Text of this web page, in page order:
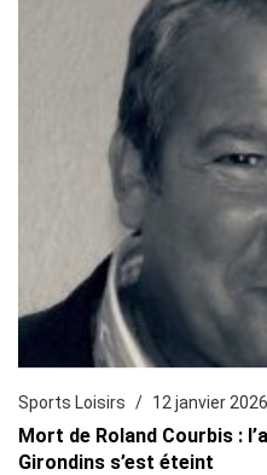
Sports Loisirs 12 janvier 2026
Mort de Roland Courbis :
Girondins s’est éteint